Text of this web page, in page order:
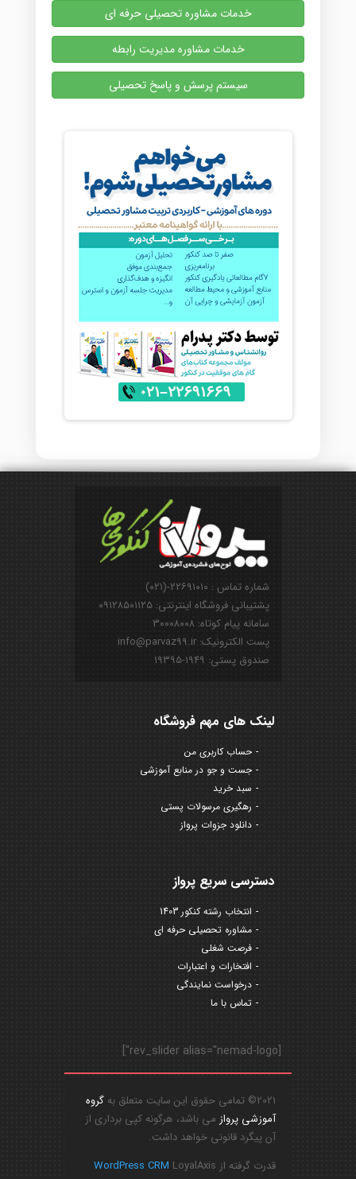
خدمات مشاوره تحصیلی حرفه ای
خدمات مشاوره مدیریت رابطه
سیستم پرسش و پاسخ تحصیلی
شماره تماس : ۲۲۶۹۱۰۱۰-(۰۲۱)
پشتیبانی فروشگاه اینترنتی: ۰۹۱۲۸۵۰۱۱۲۵
سامانه پیام کوتاه: ۳۰۰۰۸۰۰۸
پست الکترونیک: info@parvaz99.ir
صندوق پستی: ۱۹۴۹-۱۹۳۹۵
لینک های مهم فروشگاه
حساب کاربری من
جست و جو در منابع آموزشی
سبد خرید
رهگیری مرسولات پستی
دانلود جزوات پرواز
دسترسی سریع پرواز
انتخاب رشته کنکور 1403
مشاوره تحصیلی حرفه ای
فرصت شغلی
افتخارات و اعتبارات
درخواست نمایندگی
تماس با ما
[rev_slider alias="nemad-logo"]
2021© تمامی حقوق این سایت متعلق به
گروه
آموزشی پرواز می باشد، هرگونه کپی برداری از
آن پیگرد قانونی خواهد داشت.
قدرت گرفته از
WordPress CRM LoyalAxis